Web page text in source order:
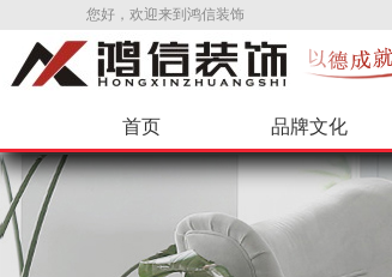
您好，欢迎来到鸿信装饰
首页 品牌文化
公司新闻 环保辅料